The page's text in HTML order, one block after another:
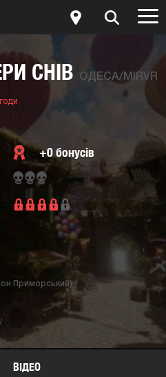
снів
СНІВ ОДЕСА/MIRVR
+0 бонусів
Приморський)
ВІДЕО